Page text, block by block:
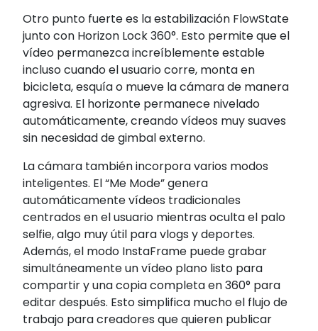
Otro punto fuerte es la estabilización FlowState
junto con Horizon Lock 360°. Esto permite que el
vídeo permanezca increíblemente estable
incluso cuando el usuario corre, monta en
bicicleta, esquía o mueve la cámara de manera
agresiva. El horizonte permanece nivelado
automáticamente, creando vídeos muy suaves
sin necesidad de gimbal externo.
La cámara también incorpora varios modos
inteligentes. El “Me Mode” genera
automáticamente vídeos tradicionales
centrados en el usuario mientras oculta el palo
selfie, algo muy útil para vlogs y deportes.
Además, el modo InstaFrame puede grabar
simultáneamente un vídeo plano listo para
compartir y una copia completa en 360° para
editar después. Esto simplifica mucho el flujo de
trabajo para creadores que quieren publicar